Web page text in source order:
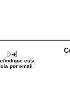
indique esta
por email